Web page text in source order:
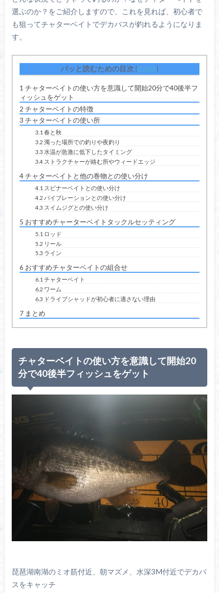
選ぶのか？をご紹介しますので、これを見れば、初心者で
も狙ってチャターベイトでデカバスが釣れるようになりま
す。
パッと読むための目次 [非表示]
1 チャターベイトの使い方を意識して開始20分で40後半フ
ィッシュをゲット
2 チャターベイトの特徴
3 チャターベイトの使い所
3.1 春と秋
3.2 濁った場所での釣りや夜釣り
3.3 水温が急激に低下したタイミング
3.4 ストラクチャーが絡む所やウィードエッジ
4チャターベイトと他の巻物との使い分け
4.1 スピナーベイトとの使い分け
4.2 バイブレーションとの使い分け
4.3 スイムジグとの使い分け
5 おすすめチャーターベイトタックルセッティング
5.1 ロッド
5.2 リール
5.3 ライン
6 おすすめチャターベイトの組合せ
6.1 チャターベイト
6.2 ワーム
6.3 ドライブシャッドが初心者に適さない理由
7 まとめ
チャターベイトの使い方を意識して開始20
分で40後半フィッシュをゲット
琵琶湖南湖のミオ筋付近、朝マズメ、水深3M付近でデカバ
スをキャッチ